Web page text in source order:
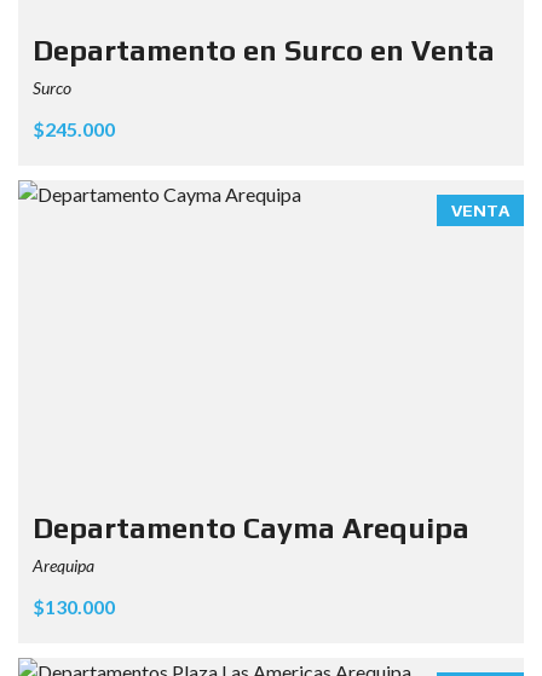
Departamento en Surco en Venta
Surco
$245.000
VENTA
Departamento Cayma Arequipa
Arequipa
$130.000